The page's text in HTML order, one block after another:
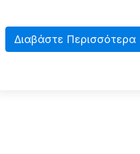
Διαβάστε Περισσότερα